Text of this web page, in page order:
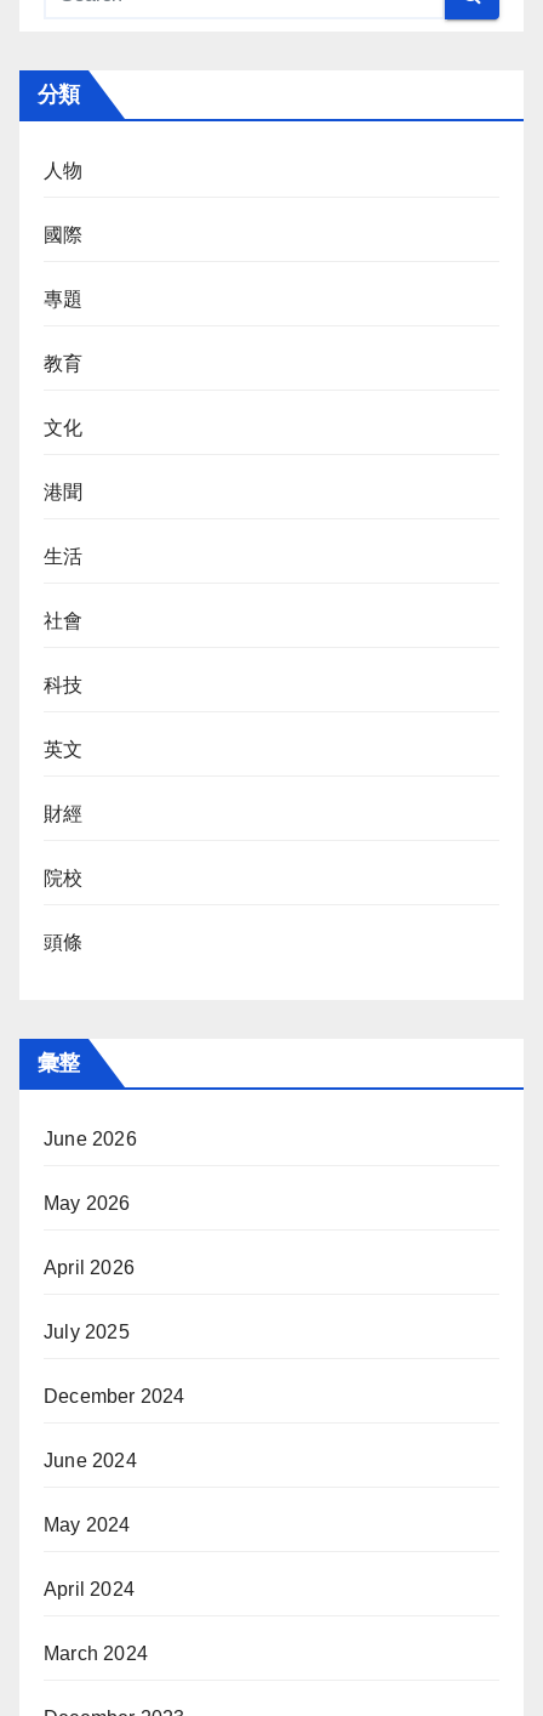
分類
人物
國際
專題
教育
文化
港聞
生活
社會
科技
英文
財經
院校
頭條
彙整
June 2026
May 2026
April 2026
July 2025
December 2024
June 2024
May 2024
April 2024
March 2024